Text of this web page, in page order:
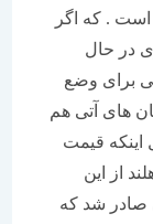
که اگر
وضع
آتی هم
قیمت
شد که